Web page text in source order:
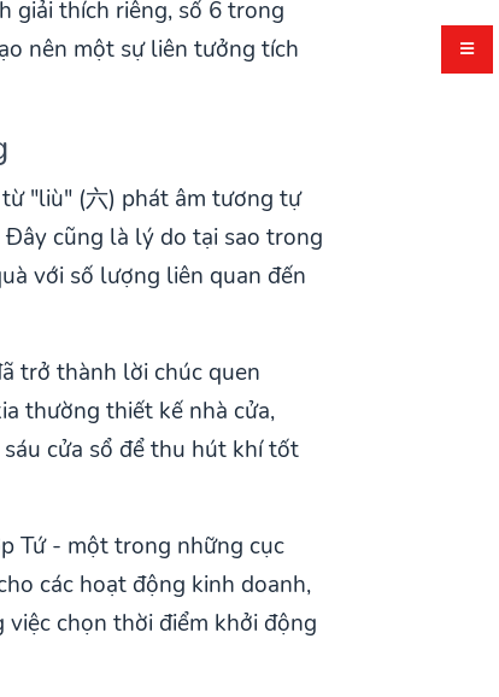
giải thích riêng, số 6 trong
nên một sự liên tưởng tích
"liù" (六) phát âm tương tự
cũng là lý do tại sao trong
với số lượng liên quan đến
trở thành lời chúc quen
thường thiết kế nhà cửa,
cửa sổ để thu hút khí tốt
Tứ - một trong những cục
các hoạt động kinh doanh,
chọn thời điểm khởi động